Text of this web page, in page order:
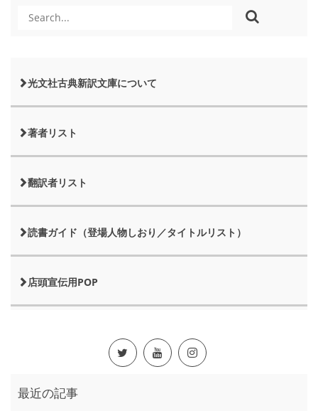
光文社古典新訳文庫について
著者リスト
翻訳者リスト
読書ガイド（登場人物しおり／タイトルリスト）
店頭宣伝用POP
最近の記事